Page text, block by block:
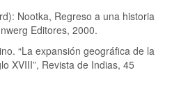
Nootka, Regreso a una historia
Editores, 2000.
“La expansión geográfica de la
XVIII”, Revista de Indias, 45